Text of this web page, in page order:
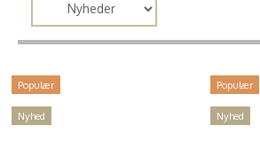
Populær
Nyhed
Populær
Nyhed